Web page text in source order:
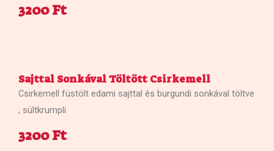
3200 Ft
Sajttal Sonkával Töltött Csirkemell
Csirkemell füstölt edami sajttal és burgundi sonkával töltve
, sültkrumpli
3200 Ft